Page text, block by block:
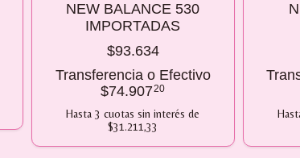
COMPRANDO 2 O MÁS
NEW BALANCE 530
IMPORTADAS
$93.634
Transferencia o Efectivo
$74.90720
Hasta3 cuotas sin interésde
$31.211,33